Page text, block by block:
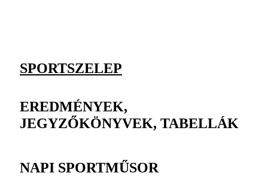
SPORTSZELEP
EREDMÉNYEK,
JEGYZŐKÖNYVEK, TABELLÁK
NAPI SPORTMŰSOR